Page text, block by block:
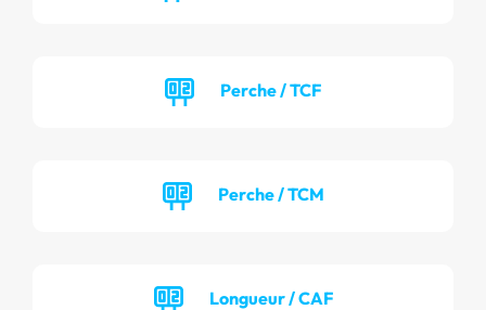
Perche / TCF
Perche / TCM
Longueur / CAF